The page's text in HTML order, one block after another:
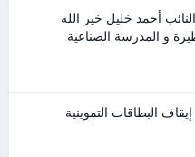
أحمد خليل خير الله
و المدرسة الصناعية
البطاقات التموينية